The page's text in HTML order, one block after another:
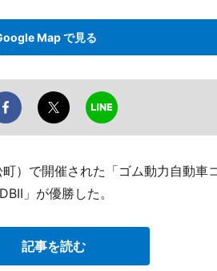
Map で見る
）で開催された「ゴム動力自動車
」が優勝した。
記事を読む